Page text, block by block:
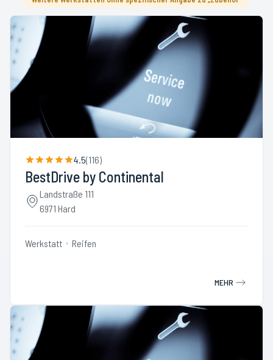
4.5(116)
BestDrive by Continental
Landstraße 111
6971 Hard
Werkstatt Reifen
MEHR